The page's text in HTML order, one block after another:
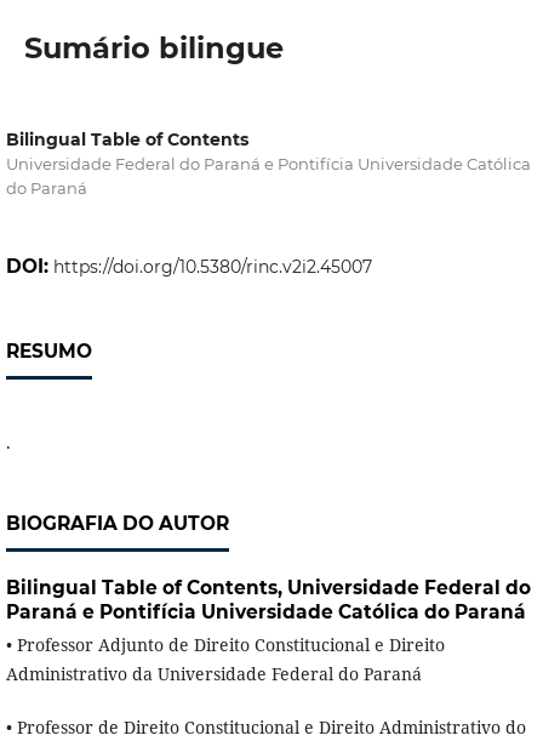
Sumário bilingue
Bilingual Table of Contents
Universidade Federal do Paraná e Pontifícia Universidade Católica
do Paraná
DOI: https://doi.org/10.5380/rinc.v2i2.45007
RESUMO
.
BIOGRAFIA DO AUTOR
Bilingual Table of Contents, Universidade Federal do
Paraná e Pontifícia Universidade Católica do Paraná
• Professor Adjunto de Direito Constitucional e Direito
Administrativo da Universidade Federal do Paraná
• Professor de Direito Constitucional e Direito Administrativo do